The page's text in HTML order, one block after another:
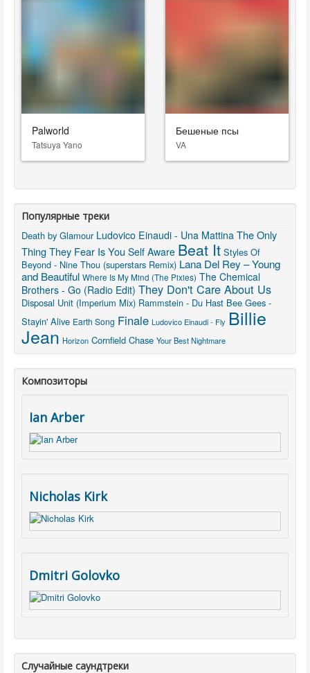
Palworld
Tatsuya Yano
Бешеные псы
VA
Популярные треки
Death by Glamour Ludovico Einaudi - Una Mattina The Only
Thing They Fear Is You Self Aware Beat It Styles Of
Beyond - Nine Thou (superstars Remix) Lana Del Rey – Young
and Beautiful Where Is My Mind (The Pixies) The Chemical
Brothers - Go (Radio Edit) They Don't Care About Us
Disposal Unit (Imperium Mix) Rammstein - Du Hast Bee Gees -
Stayin' Alive Earth Song Finale Ludovico Einaudi - Fly Billie
Jean Horizon Cornfield Chase Your Best Nightmare
Композиторы
Ian Arber
Nicholas Kirk
Dmitri Golovko
Случайные саундтреки